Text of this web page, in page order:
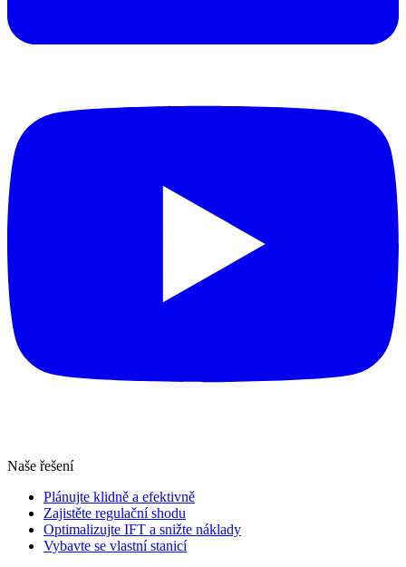
Naše řešení
Plánujte klidně a efektivně
Zajistěte regulační shodu
Optimalizujte IFT a snižte náklady
Vybavte se vlastní stanicí